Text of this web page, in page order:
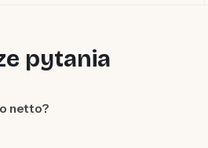
pytania
netto?